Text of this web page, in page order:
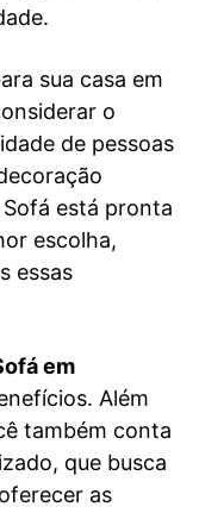
sua casa em
o
de pessoas
está pronta
escolha,
essas
em
Além
também conta
que busca
as